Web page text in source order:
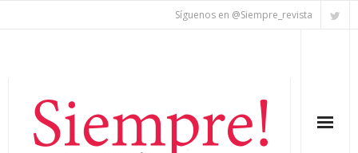
Síguenos en @Siempre_revista